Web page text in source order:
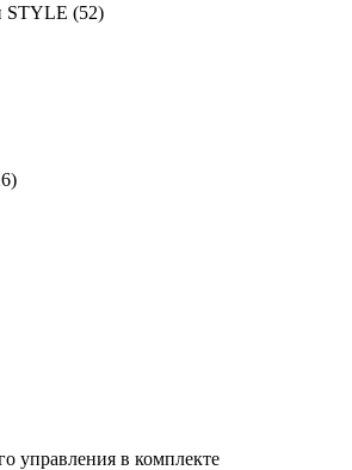
STYLE (52)
)
управления в комплекте